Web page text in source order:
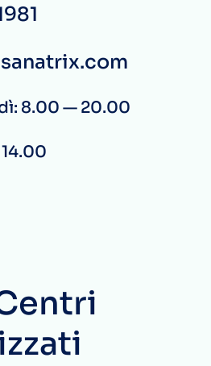
8.00 — 20.00